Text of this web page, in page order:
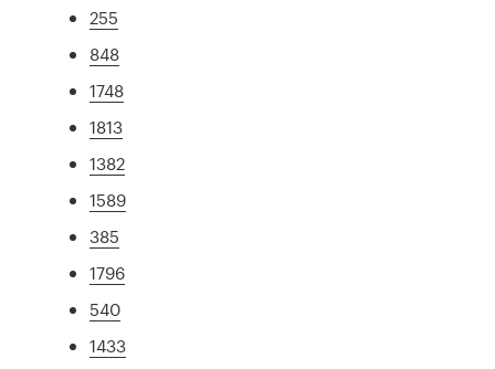
255
848
1748
1813
1382
1589
385
1796
540
1433